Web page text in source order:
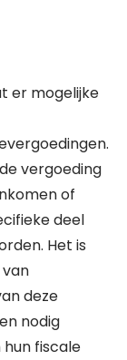
er mogelijke
vergoeding
of
deel
Het is
deze
nodig
fiscale